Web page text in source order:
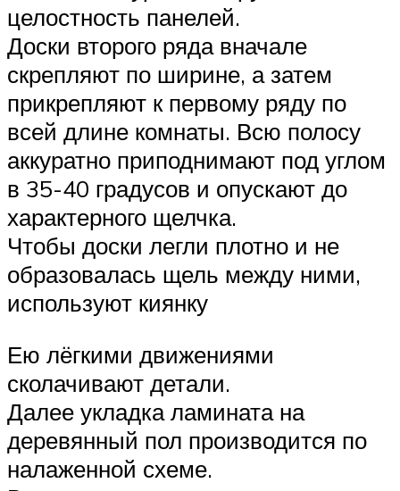
целостность панелей.
Доски второго ряда вначале
скрепляют по ширине, а затем
прикрепляют к первому ряду по
всей длине комнаты. Всю полосу
аккуратно приподнимают под углом
в 35-40 градусов и опускают до
характерного щелчка.
Чтобы доски легли плотно и не
образовалась щель между ними,
используют киянку
Ею лёгкими движениями
сколачивают детали.
Далее укладка ламината на
деревянный пол производится по
налаженной схеме.